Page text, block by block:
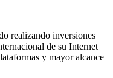
realizando inversiones
de su Internet
y mayor alcance